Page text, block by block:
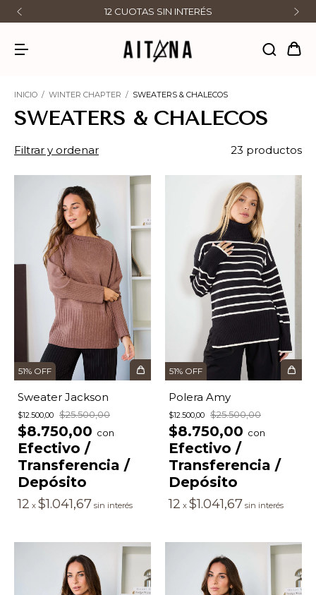
12 CUOTAS SIN INTERÉS
INICIO / WINTER CHAPTER / SWEATERS & CHALECOS
SWEATERS & CHALECOS
Filtrar y ordenar 23 productos
51% OFF
Sweater Jackson
$12.500,00 $25.500,00
$8.750,00 con
Efectivo /
Transferencia /
Depósito
12 x $1.041,67 sin interés
51% OFF
Polera Amy
$12.500,00 $25.500,00
$8.750,00 con
Efectivo /
Transferencia /
Depósito
12 x $1.041,67 sin interés